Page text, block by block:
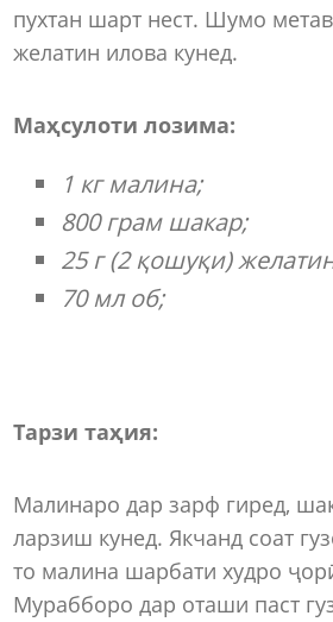
пухтан шарт нест. Шумо
желатин илова кунед.
Маҳсулоти лозима:
1 кг малина;
800 грам шакар;
25 г (2 қошуқи)
70 мл об;
Тарзи таҳия:
Малинаро дар зарф гиред,
ларзиш кунед. Якчанд соат
то малина шарбати худро
Мурабборо дар оташи паст